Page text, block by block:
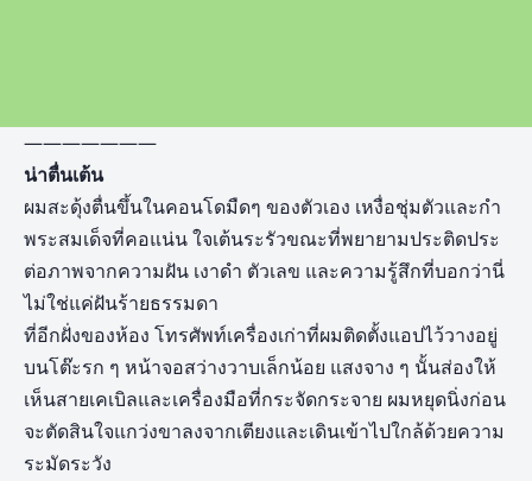
———————
น่าตื่นเต้น
ผมสะดุ้งตื่นขึ้นในคอนโดมืดๆ ของตัวเอง เหงื่อชุ่มตัวและกำ
พระสมเด็จที่คอแน่น ใจเต้นระรัวขณะที่พยายามประติดประ
ต่อภาพจากความฝัน เงาดำ ตัวเลข และความรู้สึกที่บอกว่านี่
ไม่ใช่แค่ฝันร้ายธรรมดา
ที่อีกฝั่งของห้อง โทรศัพท์เครื่องเก่าที่ผมติดตั้งแอปไว้วางอยู่
บนโต๊ะรก ๆ หน้าจอสว่างวาบเล็กน้อย แสงจาง ๆ นั้นส่องให้
เห็นสายเคเบิลและเครื่องมือที่กระจัดกระจาย ผมหยุดนิ่งก่อน
จะตัดสินใจแกว่งขาลงจากเตียงและเดินเข้าไปใกล้ด้วยความ
ระมัดระวัง